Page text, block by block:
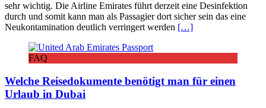
sehr wichtig. Die Airline Emirates führt derzeit eine Desinfektion
durch und somit kann man als Passagier dort sicher sein das eine
Neukontamination deutlich verringert werden […]
FAQ
Welche Reisedokumente benötigt man für einen
Urlaub in Dubai